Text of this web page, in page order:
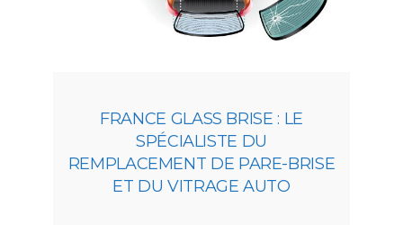
FRANCE GLASS BRISE : LE
SPÉCIALISTE DU
REMPLACEMENT DE PARE-BRISE
ET DU VITRAGE AUTO